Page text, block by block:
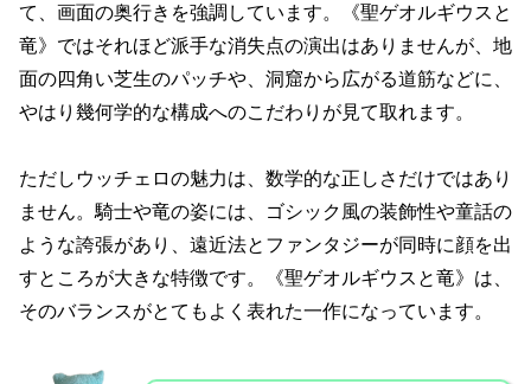
て、画面の奥行きを強調しています。《聖ゲオルギウスと
竜》ではそれほど派手な消失点の演出はありませんが、地
面の四角い芝生のパッチや、洞窟から広がる道筋などに、
やはり幾何学的な構成へのこだわりが見て取れます。
ただしウッチェロの魅力は、数学的な正しさだけではあり
ません。騎士や竜の姿には、ゴシック風の装飾性や童話の
ような誇張があり、遠近法とファンタジーが同時に顔を出
すところが大きな特徴です。《聖ゲオルギウスと竜》は、
そのバランスがとてもよく表れた一作になっています。